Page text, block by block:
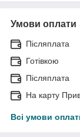
Умови оплати
Післяплата
Готівкою
Післяплата
На карту
Всі умови